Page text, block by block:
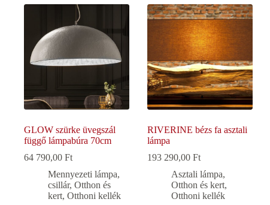
GLOW szürke üvegszál
függő lámpabúra 70cm
64 790,00 Ft
Mennyezeti lámpa,
csillár, Otthon és
kert, Otthoni kellék
RIVERINE bézs fa asztali
lámpa
193 290,00Ft
Asztali lámpa,
Otthon és kert,
Otthoni kellék